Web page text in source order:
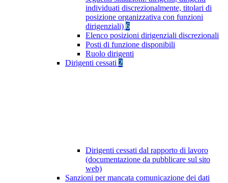
individuati discrezionalmente, titolari di
posizione organizzativa con funzioni
dirigenziali) 6
Elenco posizioni dirigenziali discrezionali
Posti di funzione disponibili
Ruolo dirigenti
Dirigenti cessati 2
Dirigenti cessati dal rapporto di lavoro
(documentazione da pubblicare sul sito
web)
Sanzioni per mancata comunicazione dei dati